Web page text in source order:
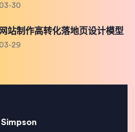
30
站制作高转化落地页设计模型
29
Simpson